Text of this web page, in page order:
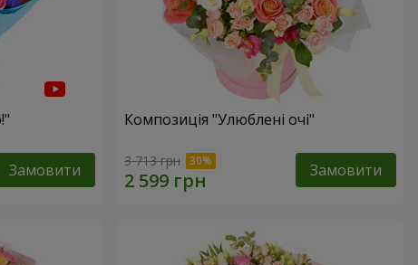
Замовити
Композиція "Улюблені очі"
3 713 грн Замовити